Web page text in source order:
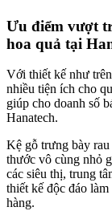
Ưu điểm vượt
hoa quả tại
Với thiết kế như
nhiều tiện ích cho
giúp cho doanh số
Hanatech.
Kệ gỗ trưng bày
thước vô cùng nhỏ
các siêu thị, trung
thiết kế độc đáo
hàng.